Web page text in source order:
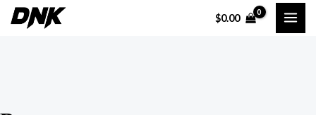
Перейти
$0.00